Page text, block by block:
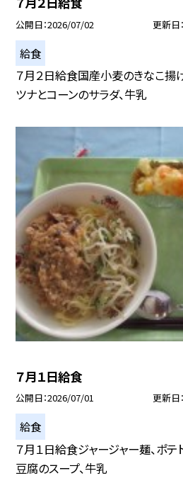
公開日 2026/07/02 更新日
給食
７月２日給食国産小麦のきなこ揚
ツナとコーンのサラダ、牛乳
７月１日給食
公開日 2026/07/01 更新日
給食
７月１日給食ジャージャー麺、ポテ
豆腐のスープ、牛乳